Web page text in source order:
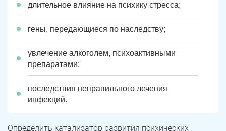
длительное влияние на психику стресса;
гены, передающиеся по наследству;
увлечение алкоголем, психоактивными
препаратами;
последствия неправильного лечения
инфекций.
Определить катализатор развития психических